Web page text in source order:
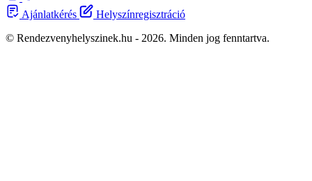
Ajánlatkérés
Helyszínregisztráció
© Rendezvenyhelyszinek.hu - 2026. Minden jog fenntartva.